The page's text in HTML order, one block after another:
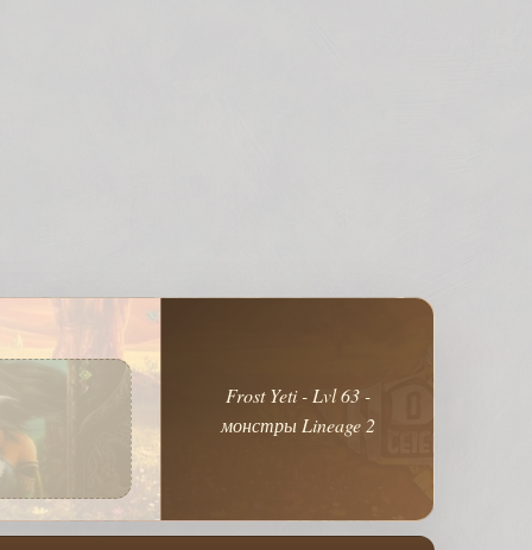
Frost Yeti - Lvl 63 -
монстры Lineage 2